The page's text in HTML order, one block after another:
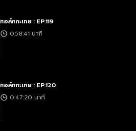
ทอล์กกะเทย : EP.119
0:58:41 นาที
ทอล์กกะเทย : EP.120
0:47:20 นาที